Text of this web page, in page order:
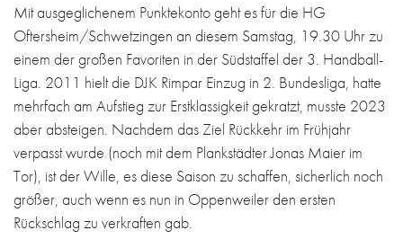
Mit ausgeglichenem Punktekonto geht es für die HG
Oftersheim/Schwetzingen an diesem Samstag, 19.30 Uhr zu
einem der großen Favoriten in der Südstaffel der 3. Handball-
Liga. 2011 hielt die DJK Rimpar Einzug in 2. Bundesliga, hatte
mehrfach am Aufstieg zur Erstklassigkeit gekratzt, musste 2023
aber absteigen. Nachdem das Ziel Rückkehr im Frühjahr
verpasst wurde (noch mit dem Plankstädter Jonas Maier im
Tor), ist der Wille, es diese Saison zu schaffen, sicherlich noch
größer, auch wenn es nun in Oppenweiler den ersten
Rückschlag zu verkraften gab.